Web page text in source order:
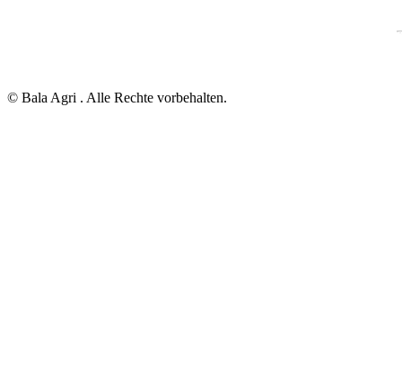
© Bala Agri . Alle Rechte vorbehalten.